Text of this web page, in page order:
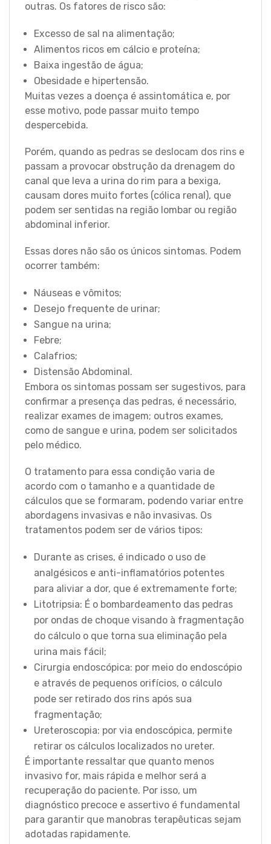
outras. Os fatores de risco são:
Excesso de sal na alimentação;
Alimentos ricos em cálcio e proteína;
Baixa ingestão de água;
Obesidade e hipertensão.
Muitas vezes a doença é assintomática e, por
esse motivo, pode passar muito tempo
despercebida.
Porém, quando as pedras se deslocam dos rins e
passam a provocar obstrução da drenagem do
canal que leva a urina do rim para a bexiga,
causam dores muito fortes (cólica renal), que
podem ser sentidas na região lombar ou região
abdominal inferior.
Essas dores não são os únicos sintomas. Podem
ocorrer também:
Náuseas e vômitos;
Desejo frequente de urinar;
Sangue na urina;
Febre;
Calafrios;
Distensão Abdominal.
Embora os sintomas possam ser sugestivos, para
confirmar a presença das pedras, é necessário,
realizar exames de imagem; outros exames,
como de sangue e urina, podem ser solicitados
pelo médico.
O tratamento para essa condição varia de
acordo com o tamanho e a quantidade de
cálculos que se formaram, podendo variar entre
abordagens invasivas e não invasivas. Os
tratamentos podem ser de vários tipos:
Durante as crises, é indicado o uso de
analgésicos e anti-inflamatórios potentes
para aliviar a dor, que é extremamente forte;
Litotripsia: É o bombardeamento das pedras
por ondas de choque visando à fragmentação
do cálculo o que torna sua eliminação pela
urina mais fácil;
Cirurgia endoscópica: por meio do endoscópio
e através de pequenos orifícios, o cálculo
pode ser retirado dos rins após sua
fragmentação;
Ureteroscopia: por via endoscópica, permite
retirar os cálculos localizados no ureter.
É importante ressaltar que quanto menos
invasivo for, mais rápida e melhor será a
recuperação do paciente. Por isso, um
diagnóstico precoce e assertivo é fundamental
para garantir que manobras terapêuticas sejam
adotadas rapidamente.